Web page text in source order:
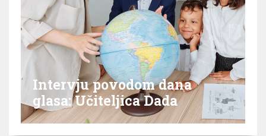
Intervju povodom dana
glasa: Učiteljica Dada